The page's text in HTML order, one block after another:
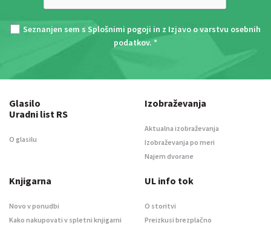
Seznanjen sem s Splošnimi pogoji in z Izjavo o varstvu osebnih
podatkov. *
Glasilo
Uradni list RS
O glasilu
Izobraževanja
Aktualna izobraževanja
Izobraževanja po meri
Najem dvorane
Knjigarna
Novo v ponudbi
Kako nakupovati v spletni knjigarni
UL info tok
O storitvi
Preizkusi brezplačno